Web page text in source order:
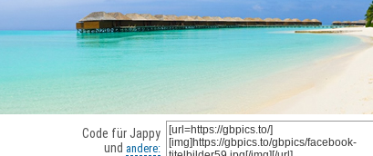
Code für Jappy
und andere: